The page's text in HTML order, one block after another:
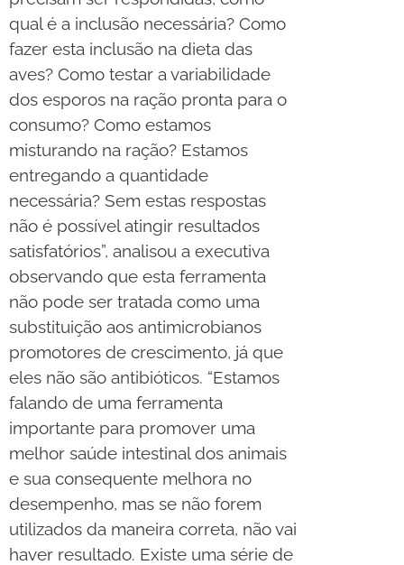
qual é a inclusão necessária? Como
fazer esta inclusão na dieta das
aves? Como testar a variabilidade
dos esporos na ração pronta para o
consumo? Como estamos
misturando na ração? Estamos
entregando a quantidade
necessária? Sem estas respostas
não é possível atingir resultados
satisfatórios”, analisou a executiva
observando que esta ferramenta
não pode ser tratada como uma
substituição aos antimicrobianos
promotores de crescimento, já que
eles não são antibióticos. “Estamos
falando de uma ferramenta
importante para promover uma
melhor saúde intestinal dos animais
e sua consequente melhora no
desempenho, mas se não forem
utilizados da maneira correta, não vai
haver resultado. Existe uma série de